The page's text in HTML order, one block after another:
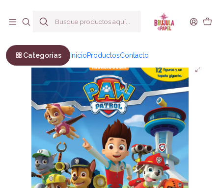
Categorías InicioProductosContacto
NICK PAW PATROL